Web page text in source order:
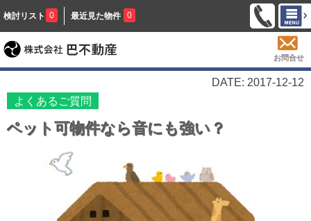
検討リスト 0 最近見た物件 0
お問合せ
DATE: 2017-12-12
よくあるご質問
ペット可物件なら音にも強い？